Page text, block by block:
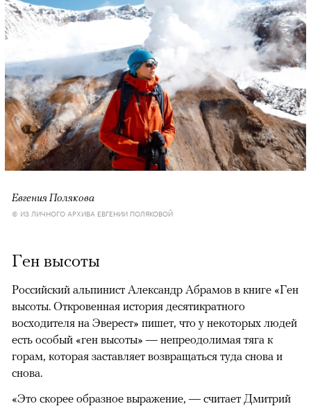
Евгения Полякова
© ИЗ ЛИЧНОГО АРХИВА ЕВГЕНИИ ПОЛЯКОВОЙ
Ген высоты
Российский альпинист Александр Абрамов в книге «Ген
высоты. Откровенная история десятикратного
восходителя на Эверест» пишет, что у некоторых людей
есть особый «ген высоты» — непреодолимая тяга к
горам, которая заставляет возвращаться туда снова и
снова.
«Это скорее образное выражение, — считает Дмитрий